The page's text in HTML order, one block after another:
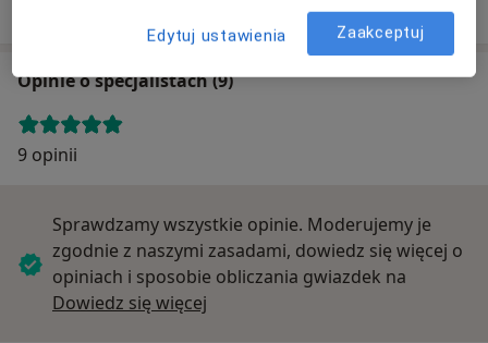
Opinie o specjalistach (9)
9 opinii
Sprawdzamy wszystkie opinie. Moderujemy je
zgodnie z naszymi zasadami, dowiedz się więcej o
opiniach i sposobie obliczania gwiazdek na
Dowiedz się więcej
Edytuj ustawienia Zaakceptuj